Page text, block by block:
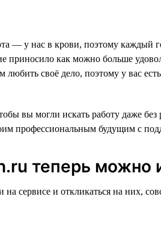
— у нас в крови, поэтому
приносило как можно больше
любить своё дело, поэтому у вас
вы могли искать работу даже без
профессиональным будущим с
теперь можно
на сервисе и откликаться на них,